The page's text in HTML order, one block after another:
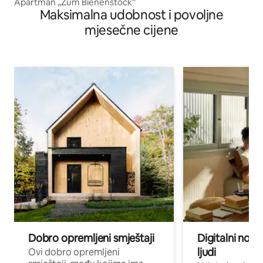
Apartman „Zum Bienenstock”
Maksimalna udobnost i povoljne
mjesečne cijene
Dobro opremljeni smještaji
Ovi dobro opremljeni
Digitalni
ljudi